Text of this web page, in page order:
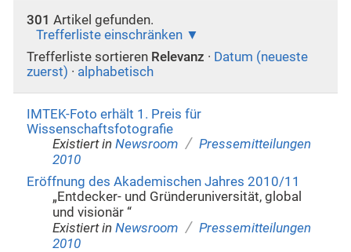
301 Artikel gefunden.
Trefferliste einschränken
Trefferliste sortieren Relevanz · Datum (neueste
zuerst) · alphabetisch
IMTEK-Foto erhält 1. Preis für
Wissenschaftsfotografie
Existiert in Newsroom / Pressemitteilungen
2010
Eröffnung des Akademischen Jahres 2010/11
„Entdecker- und Gründeruniversität, global
und visionär “
Existiert in Newsroom / Pressemitteilungen
2010